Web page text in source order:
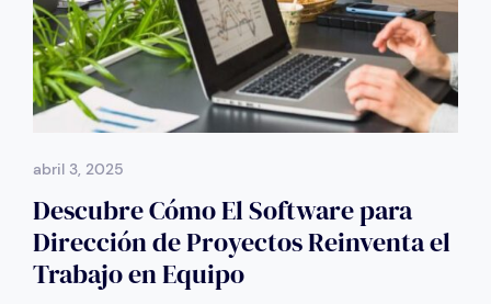
abril 3, 2025
Descubre Cómo El Software para
Dirección de Proyectos Reinventa el
Trabajo en Equipo